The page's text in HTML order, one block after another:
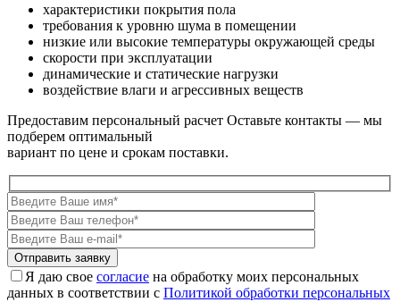
характеристики покрытия пола
требования к уровню шума в помещении
низкие или высокие температуры окружающей среды
скорости при эксплуатации
динамические и статические нагрузки
воздействие влаги и агрессивных веществ
Предоставим персональный расчет Оставьте контакты — мы
подберем оптимальный
вариант по цене и срокам поставки.
Я даю свое согласие на обработку моих персональных
данных в соответствии с Политикой обработки персональных